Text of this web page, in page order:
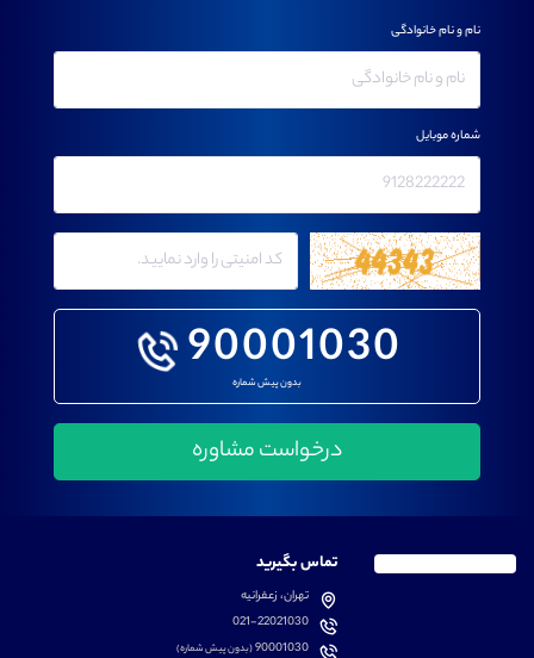
90001030
بدون پیش شماره
نام و نام خانوادگی
شماره موبایل
تماس بگیرید
تهران، زعفرانیه
021-22021030
90001030(بدون پیش شماره)